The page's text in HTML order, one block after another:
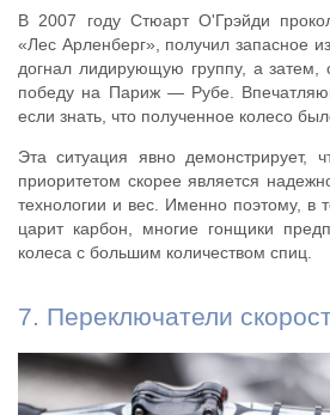
В 2007 году Стюарт О'Грэйди
«Лес Арленберг», получил запасное
догнал лидирующую группу, а затем,
победу на Париж — Рубе.
если знать, что полученное колесо
Эта ситуация явно
приоритетом скорее является
технологии и вес. Именно поэтому, в
царит карбон, многие гонщики
колеса с большим количеством спиц.
7. Переключатели